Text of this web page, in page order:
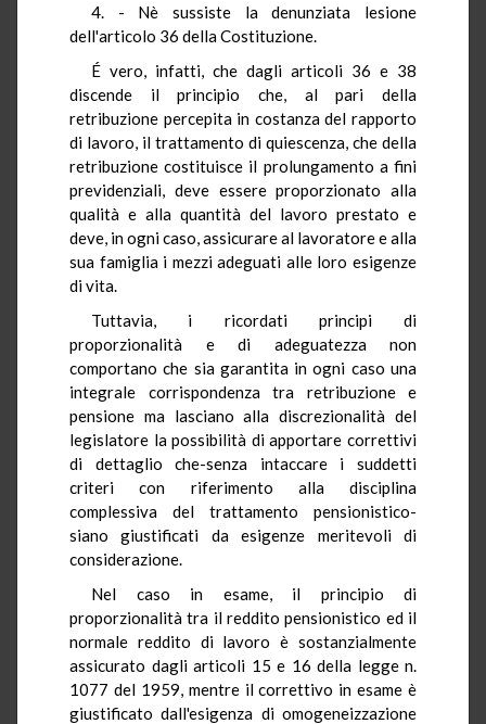
4. - Nè sussiste la denunziata lesione
dell'articolo 36 della Costituzione.
É vero, infatti, che dagli articoli 36 e 38
discende il principio che, al pari della
retribuzione percepita in costanza del rapporto
di lavoro, il trattamento di quiescenza, che della
retribuzione costituisce il prolungamento a fini
previdenziali, deve essere proporzionato alla
qualità e alla quantità del lavoro prestato e
deve, in ogni caso, assicurare al lavoratore e alla
sua famiglia i mezzi adeguati alle loro esigenze
di vita.
Tuttavia, i ricordati principi di
proporzionalità e di adeguatezza non
comportano che sia garantita in ogni caso una
integrale corrispondenza tra retribuzione e
pensione ma lasciano alla discrezionalità del
legislatore la possibilità di apportare correttivi
di dettaglio che-senza intaccare i suddetti
criteri con riferimento alla disciplina
complessiva del trattamento pensionistico-
siano giustificati da esigenze meritevoli di
considerazione.
Nel caso in esame, il principio di
proporzionalità tra il reddito pensionistico ed il
normale reddito di lavoro è sostanzialmente
assicurato dagli articoli 15 e 16 della legge n.
1077 del 1959, mentre il correttivo in esame è
giustificato dall'esigenza di omogeneizzazione